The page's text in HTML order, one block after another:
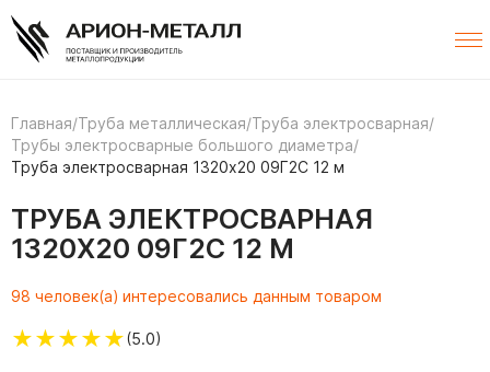
Главная/Труба металлическая/Труба электросварная/
Трубы электросварные большого диаметра/
Труба электросварная 1320х20 09Г2С 12 м
ТРУБА ЭЛЕКТРОСВАРНАЯ
1320Х20 09Г2С 12 М
98 человек(а) интересовались данным товаром
★★★★★(5.0)